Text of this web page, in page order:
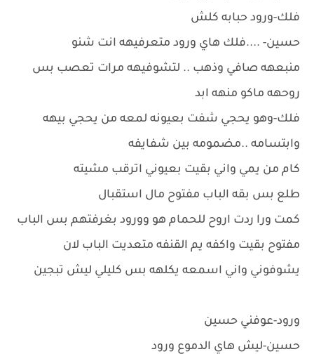
فلك-ورود حبابه كلش
حسين- ....فلك هاي ورود متعرفيهه انت شنو
منبعهه صافي وذهب .. لتشوفيهه مرات تعصب بس
روحهه ماكو منهه ابد
فلك-وهو يحجي شفت بعيونه لمعه من يحجي بيهه
وابتسامه ..مضمومه بين شفايفه
كام من يمي واني بقيت بعيوني اترقب مشيته
طلع بس بقه الباب مفتوح مال استقبال
كمت ورا ردت اروح للحمام هو وورود بغرفتهم بس الباب
مفتوح بقيت واكفه يم القنفه متعديت الباب لان
يشوفوني واني اسمعه يكلهه بس كليلي ليش تبجين
ورود-عوفني حسين
حسين-ليش هاي الدموع ورود